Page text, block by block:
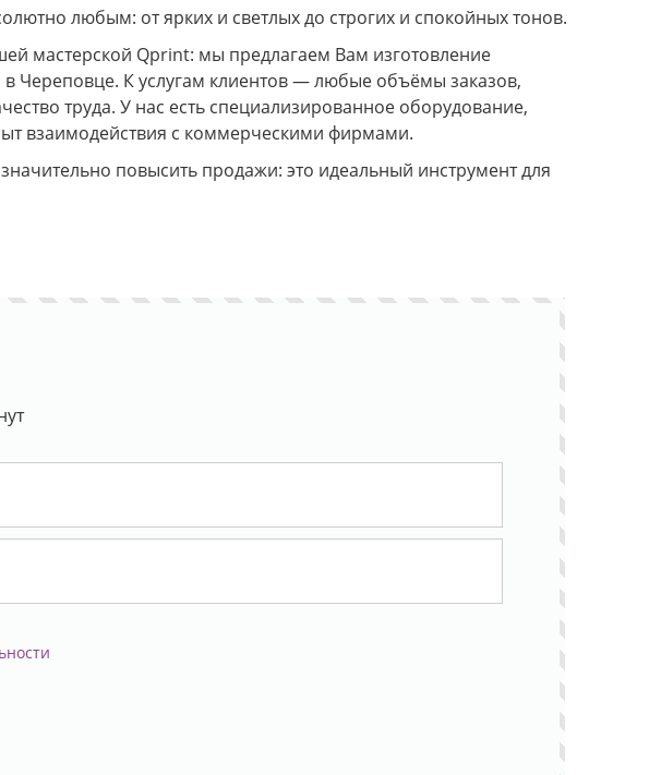
любым: от ярких и светлых до строгих и спокойных тонов.
мастерской Qprint: мы предлагаем Вам изготовление
Череповце. К услугам клиентов — любые объёмы заказов,
труда. У нас есть специализированное оборудование,
взаимодействия с коммерческими фирмами.
повысить продажи: это идеальный инструмент для